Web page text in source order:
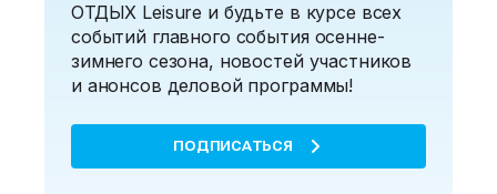
ОТДЫХ Leisure и будьте в курсе всех
событий главного события осенне-
зимнего сезона, новостей участников
и анонсов деловой программы!
ПОДПИСАТЬСЯ